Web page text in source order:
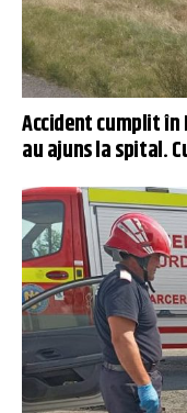
Accident cumplit
au ajuns la spital.